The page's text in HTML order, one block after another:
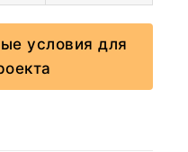
условия для